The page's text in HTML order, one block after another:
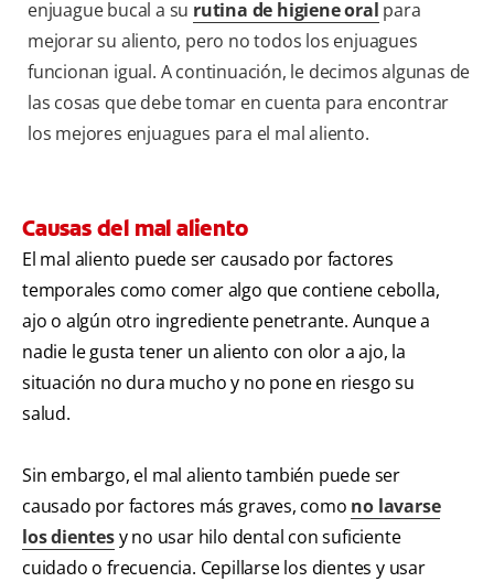
enjuague bucal a su rutina de higiene oral para
mejorar su aliento, pero no todos los enjuagues
funcionan igual. A continuación, le decimos algunas de
las cosas que debe tomar en cuenta para encontrar
los mejores enjuagues para el mal aliento.
Causas del mal aliento
El mal aliento puede ser causado por factores
temporales como comer algo que contiene cebolla,
ajo o algún otro ingrediente penetrante. Aunque a
nadie le gusta tener un aliento con olor a ajo, la
situación no dura mucho y no pone en riesgo su
salud.
Sin embargo, el mal aliento también puede ser
causado por factores más graves, como no lavarse
los dientesy no usar hilo dental con suficiente
cuidado o frecuencia. Cepillarse los dientes y usar